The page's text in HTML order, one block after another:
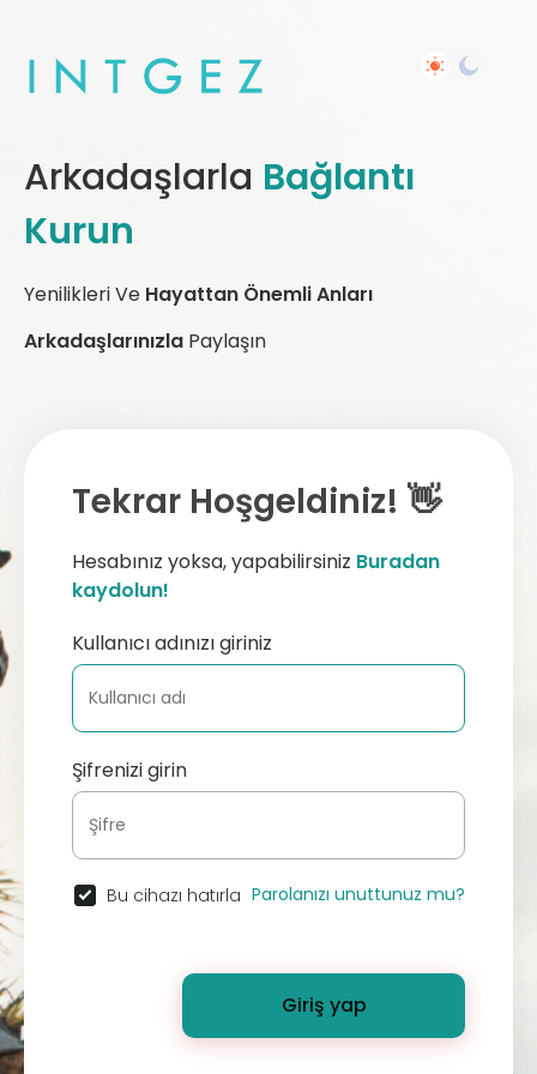
Arkadaşlarla Bağlantı
Kurun
Yenilikleri Ve Hayattan Önemli Anları
Arkadaşlarınızla Paylaşın
Tekrar Hoşgeldiniz! 👋
Hesabınız yoksa, yapabilirsiniz Buradan
kaydolun!
Kullanıcı adınızı giriniz
Şifrenizi girin
Bu cihazı hatırla Parolanızı unuttunuz mu?
Giriş yap